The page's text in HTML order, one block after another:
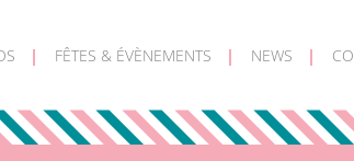
FÊTES & ÉVÈNEMENTS NEWS